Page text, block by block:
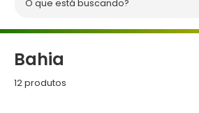
Bahia
12 produtos